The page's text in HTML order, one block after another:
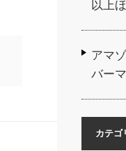
以上
アマ
バー
カテゴ